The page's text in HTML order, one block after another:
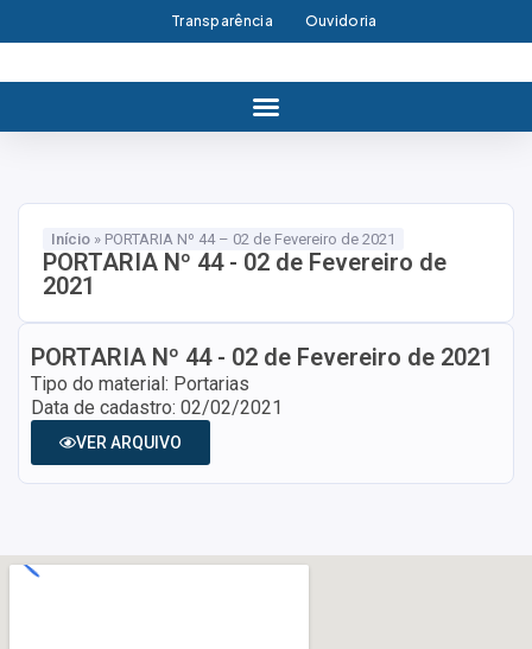
Transparência Ouvidoria
Início » PORTARIA Nº 44 – 02 de Fevereiro de 2021
PORTARIA Nº 44 - 02 de Fevereiro de
2021
PORTARIA Nº 44 - 02 de Fevereiro de 2021
Tipo do material: Portarias
Data de cadastro: 02/02/2021
VER ARQUIVO